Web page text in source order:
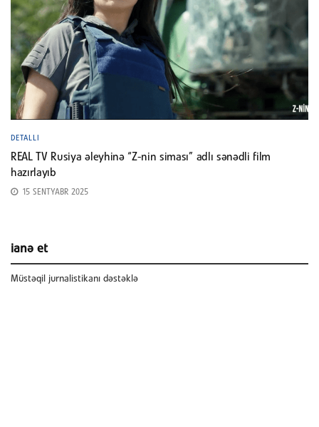
DETALLI
REAL TV Rusiya əleyhinə “Z-nin siması” adlı sənədli film
hazırlayıb
15 SENTYABR 2025
ianə et
Müstəqil jurnalistikanı dəstəklə